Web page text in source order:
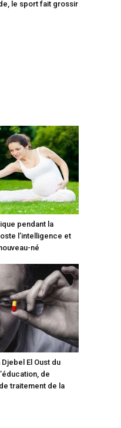
le sport fait grossir
pendant la
l’intelligence et
né
El Oust du
de
traitement de la